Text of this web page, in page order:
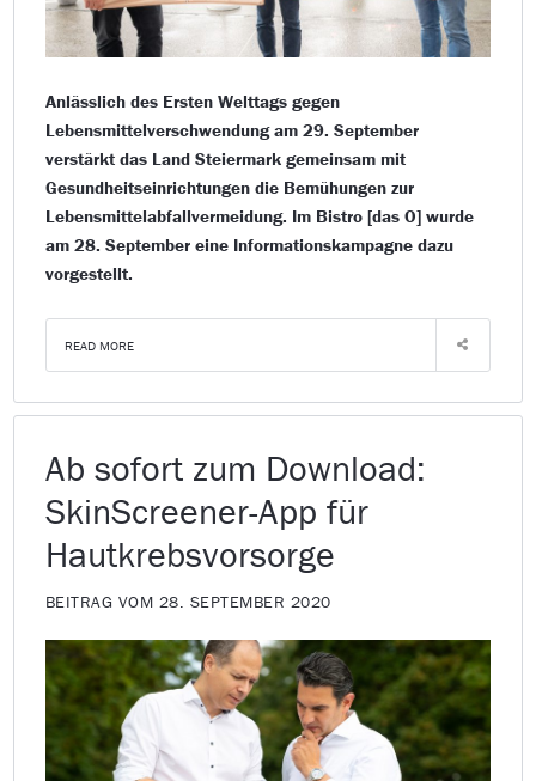
Anlässlich des Ersten Welttags gegen
Lebensmittelverschwendung am 29. September
verstärkt das Land Steiermark gemeinsam mit
Gesundheitseinrichtungen die Bemühungen zur
Lebensmittelabfallvermeidung. Im Bistro [das O] wurde
am 28. September eine Informationskampagne dazu
vorgestellt.
READ MORE
Ab sofort zum Download:
SkinScreener-App für
Hautkrebsvorsorge
BEITRAG VOM 28. SEPTEMBER 2020